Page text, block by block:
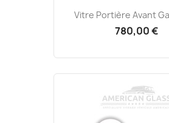
Vitre Portière Avant
780,00 €